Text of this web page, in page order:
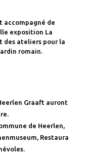
accompagné de
exposition La
des ateliers pour la
romain.
Graaft auront
de Heerlen,
Restaura